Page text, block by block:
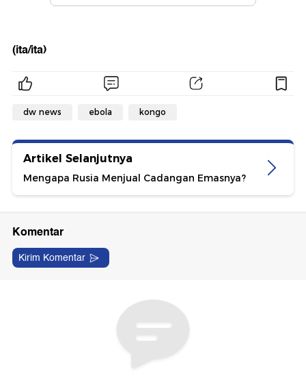
(ita/ita)
dw news ebola kongo
Artikel Selanjutnya
Mengapa Rusia Menjual Cadangan Emasnya?